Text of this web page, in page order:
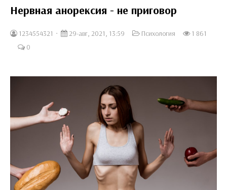
Нервная анорексия - не приговор
1234554321 29-авг, 2021, 13:59 Психология
1 861
0